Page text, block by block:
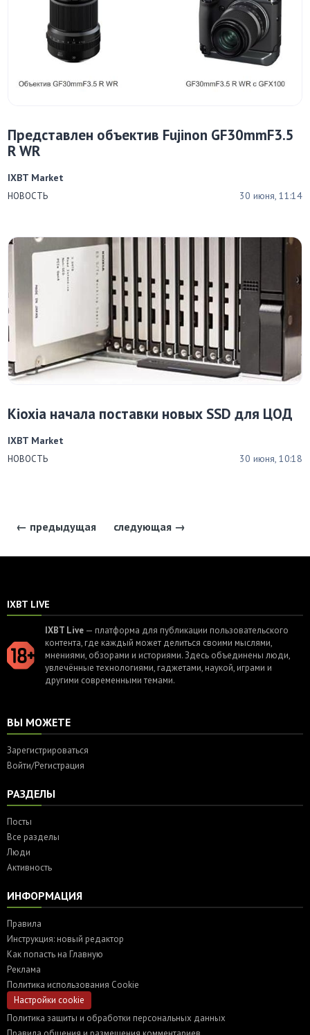
Представлен объектив Fujinon GF30mmF3.5
R WR
НОВОСТЬ 30 июня, 11:14
IXBT Market
Kioxia начала поставки новых SSD для ЦОД
НОВОСТЬ 30 июня, 10:18
IXBT Market
← предыдущая следующая →
IXBT LIVE
IXBT Live — платформа для публикации пользовательского
контента, где каждый может делиться своими мыслями,
мнениями, обзорами и историями. Здесь объединены люди,
увлечённые технологиями, гаджетами, наукой, играми и
другими современными темами.
ВЫ МОЖЕТЕ
Зарегистрироваться
Войти/Регистрация
РАЗДЕЛЫ
Посты
Все разделы
Люди
Активность
ИНФОРМАЦИЯ
Правила
Инструкция: новый редактор
Как попасть на Главную
Реклама
Политика использования Cookie
Настройки cookie
Политика защиты и обработки персональных данных